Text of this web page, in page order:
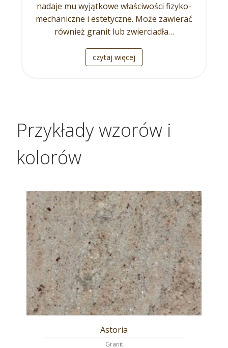
nadaje mu wyjątkowe właściwości fizyko-
mechaniczne i estetyczne. Może zawierać
również granit lub zwierciadła…
czytaj więcej
Przykłady wzorów i
kolorów
Carrara
Marmur